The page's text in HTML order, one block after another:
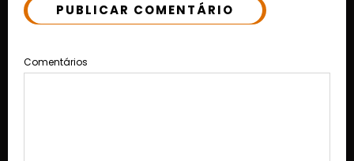
PUBLICAR COMENTÁRIO
Comentários